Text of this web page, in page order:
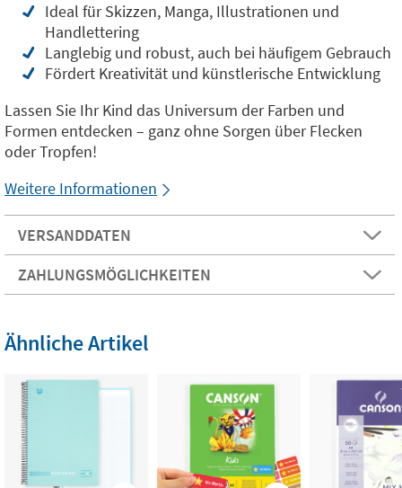
Ideal für Skizzen, Manga, Illustrationen und
Handlettering
Langlebig und robust, auch bei häufigem Gebrauch
Fördert Kreativität und künstlerische Entwicklung
Lassen Sie Ihr Kind das Universum der Farben und
Formen entdecken – ganz ohne Sorgen über Flecken
oder Tropfen!
Weitere Informationen
VERSANDDATEN
ZAHLUNGSMÖGLICHKEITEN
Ähnliche Artikel